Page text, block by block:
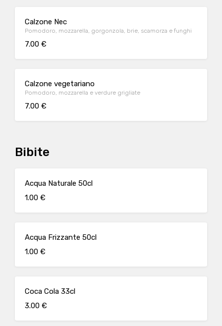
Calzone Nec
Pomodoro, mozzarella, gorgonzola, brie, scamorza e funghi
7.00 €
Calzone vegetariano
Pomodoro, mozzarella e verdure grigliate
7.00 €
Bibite
Acqua Naturale 50cl
1.00 €
Acqua Frizzante 50cl
1.00 €
Coca Cola 33cl
3.00 €